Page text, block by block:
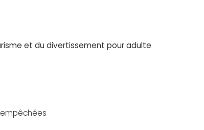
et du divertissement pour adulte